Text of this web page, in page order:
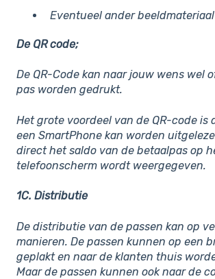
Eventueel ander beeldmateriaal
De QR code;
De QR-Code kan naar jouw wens wel
pas worden gedrukt.
Het grote voordeel van de QR-code is
een SmartPhone kan worden
direct het saldo van de betaalpas op
telefoonscherm wordt weergegeven.
1C. Distributie
De distributie van de passen kan op
manieren. De passen kunnen op een
geplakt en naar de klanten thuis
Maar de passen kunnen ook naar de